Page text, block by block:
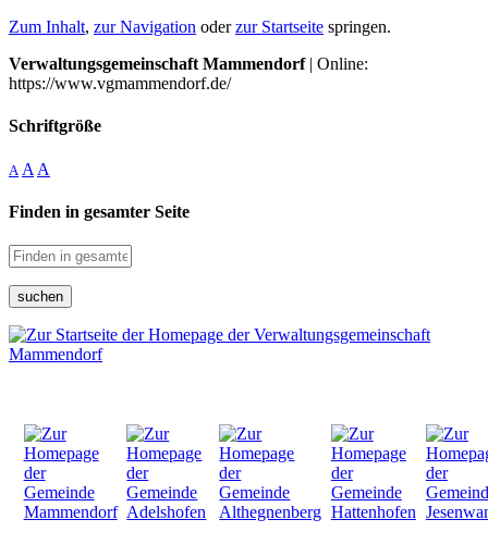
Zum Inhalt, zur Navigation oderzur Startseite springen.
Verwaltungsgemeinschaft Mammendorf| Online:
https://www.vgmammendorf.de/
Schriftgröße
A A A
Finden in gesamter Seite
suchen